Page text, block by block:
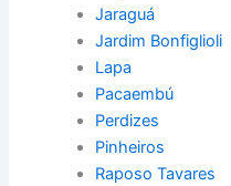
Jaraguá
Jardim Bonfiglioli
Lapa
Pacaembú
Perdizes
Pinheiros
Raposo Tavares